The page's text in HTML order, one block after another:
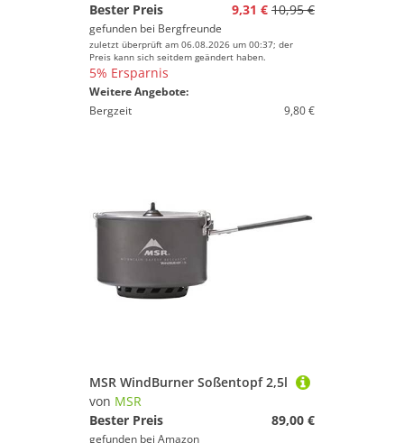
Bester Preis
9,31 € 10,95 €
gefunden bei Bergfreunde
zuletzt überprüft am 06.08.2026 um 00:37; der
Preis kann sich seitdem geändert haben.
5% Ersparnis
Weitere Angebote:
Bergzeit
9,80 €
MSR WindBurner Soßentopf 2,5l
von MSR
Bester Preis
89,00 €
gefunden bei Amazon